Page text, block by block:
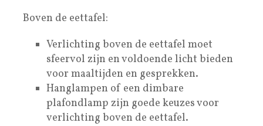
Boven de eettafel:
Verlichting boven de eettafel moet
sfeervol zijn en voldoende licht bieden
voor maaltijden en gesprekken.
Hanglampen of een dimbare
plafondlamp zijn goede keuzes voor
verlichting boven de eettafel.